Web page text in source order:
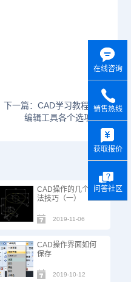
下一篇：CAD学习教程-多线
编辑工具各个选项介绍
CAD操作的几个方
法技巧（一）
2019-11-06
CAD操作界面如何
保存
2019-10-12
在线咨询
销售热线
获取报价
问答社区